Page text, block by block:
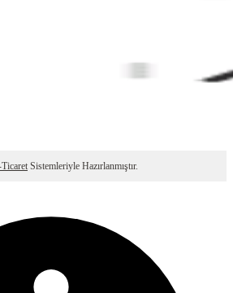
Sistemleriyle Hazırlanmıştır.